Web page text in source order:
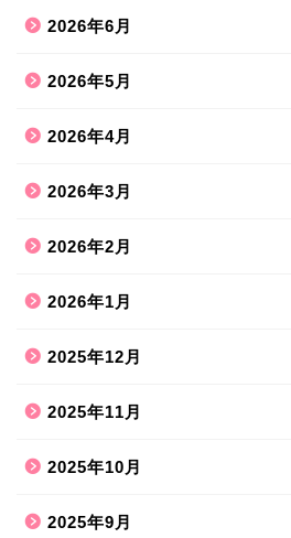
2026年6月
2026年5月
2026年4月
2026年3月
2026年2月
2026年1月
2025年12月
2025年11月
2025年10月
2025年9月